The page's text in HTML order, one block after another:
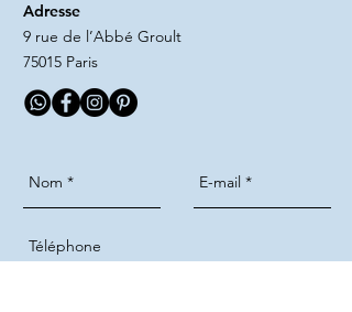
Adresse
9 rue de l’Abbé Groult
75015 Paris